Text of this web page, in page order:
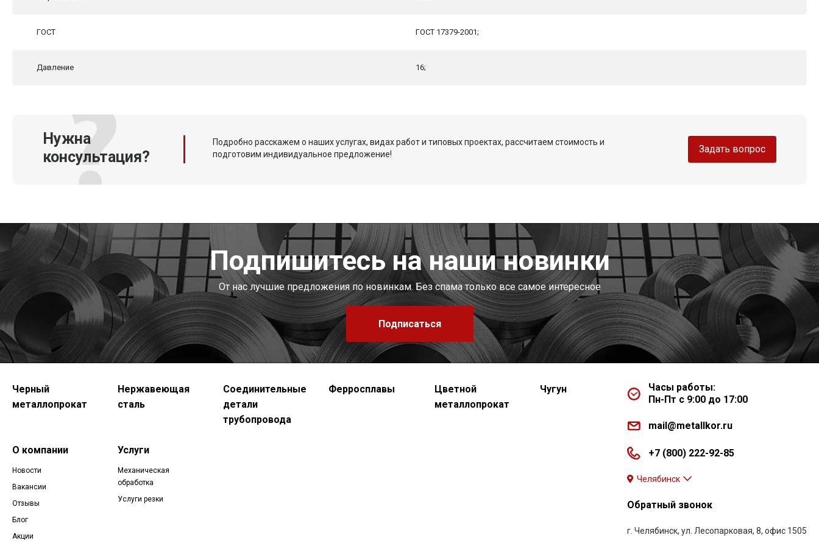
ГОСТ ГОСТ 17379-2001;
Давление 16;
Нужна
консультация?
Подробно расскажем о наших услугах, видах работ и типовых проектах, рассчитаем стоимость и
подготовим индивидуальное предложение!
Задать вопрос
Подпишитесь на наши новинки
От нас лучшие предложения по новинкам. Без спама только все самое интересное
Подписаться
Черный
металлопрокат
Нержавеющая
сталь
Соединительные
детали
трубопровода
Ферросплавы
Цветной
металлопрокат
Чугун
О компании
Новости
Вакансии
Отзывы
Блог
Акции
Услуги
Механическая
обработка
Услуги резки
Часы работы:
Пн-Пт с 9:00 до 17:00
mail@metallkor.ru
+7 (800) 222-92-85
Челябинск
Обратный звонок
г. Челябинск, ул. Лесопарковая, 8, офис 1505